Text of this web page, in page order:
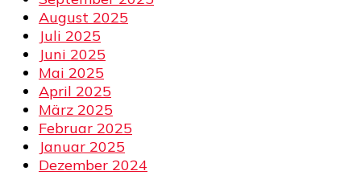
August 2025
Juli 2025
Juni 2025
Mai 2025
April 2025
März 2025
Februar 2025
Januar 2025
Dezember 2024